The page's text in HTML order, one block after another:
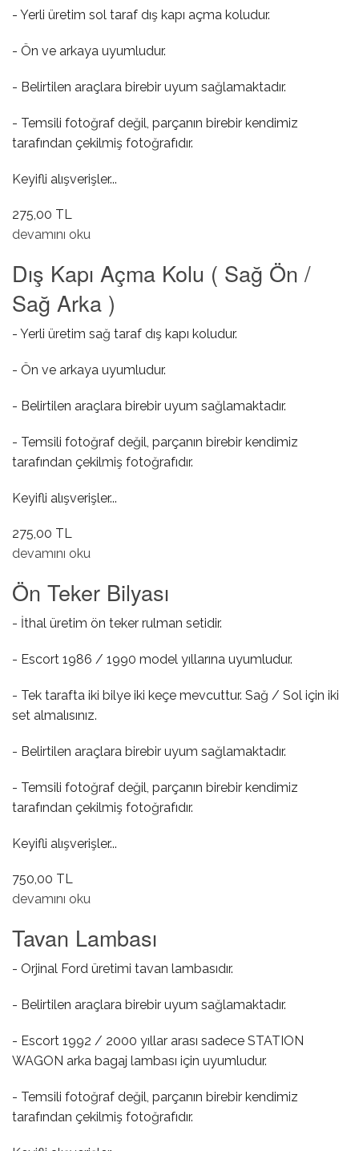
- Yerli üretim sol taraf dış kapı açma koludur.
- Ön ve arkaya uyumludur.
- Belirtilen araçlara birebir uyum sağlamaktadır.
- Temsili fotoğraf değil, parçanın birebir kendimiz
tarafından çekilmiş fotoğrafıdır.
Keyifli alışverişler...
275,00 TL
Dış Kapı Açma Kolu ( Sol Ön / Sol Arka ) hakkında
devamını oku
Dış Kapı Açma Kolu ( Sağ Ön /
Sağ Arka )
- Yerli üretim sağ taraf dış kapı koludur.
- Ön ve arkaya uyumludur.
- Belirtilen araçlara birebir uyum sağlamaktadır.
- Temsili fotoğraf değil, parçanın birebir kendimiz
tarafından çekilmiş fotoğrafıdır.
Keyifli alışverişler...
275,00 TL
Dış Kapı Açma Kolu ( Sağ Ön / Sağ Arka ) hakkında
devamını oku
Ön Teker Bilyası
- İthal üretim ön teker rulman setidir.
- Escort 1986 / 1990 model yıllarına uyumludur.
- Tek tarafta iki bilye iki keçe mevcuttur. Sağ / Sol için iki
set almalısınız.
- Belirtilen araçlara birebir uyum sağlamaktadır.
- Temsili fotoğraf değil, parçanın birebir kendimiz
tarafından çekilmiş fotoğrafıdır.
Keyifli alışverişler...
750,00 TL
Ön Teker Bilyası hakkında
devamını oku
Tavan Lambası
- Orjinal Ford üretimi tavan lambasıdır.
- Belirtilen araçlara birebir uyum sağlamaktadır.
- Escort 1992 / 2000 yıllar arası sadece STATION
WAGON arka bagaj lambası için uyumludur.
- Temsili fotoğraf değil, parçanın birebir kendimiz
tarafından çekilmiş fotoğrafıdır.